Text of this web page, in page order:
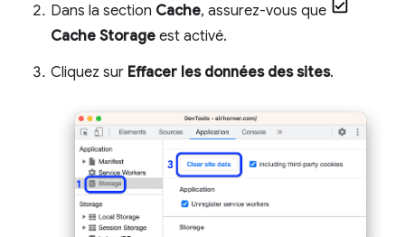
Dans la section Cache, assurez-vous que
Cache Storage est activé.
Cliquez sur Effacer les données des sites.